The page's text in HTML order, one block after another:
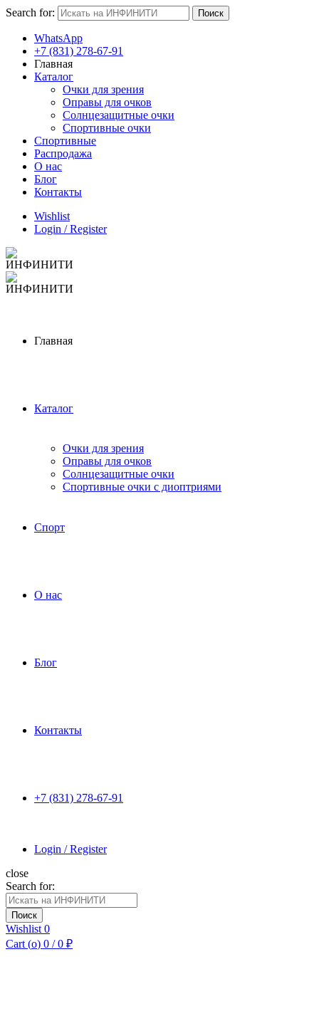
Search for: Поиск
WhatsApp
+7 (831) 278-67-91
Главная
Каталог
Очки для зрения
Оправы для очков
Солнцезащитные очки
Спортивные очки
Спортивные
Распродажа
О нас
Блог
Контакты
Wishlist
Login / Register
Главная
Каталог
Очки для зрения
Оправы для очков
Солнцезащитные очки
Спортивные очки с диоптриями
Спорт
О нас
Блог
Контакты
+7 (831) 278-67-91
Login / Register
close
Search for:
Поиск
Wishlist 0
Cart (o) 0 / 0 ₽